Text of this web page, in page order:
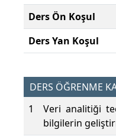
Ders Ön Koşul
Ders Yan Koşul
DERS ÖĞRENME
1
Veri analitiği
bilgilerin